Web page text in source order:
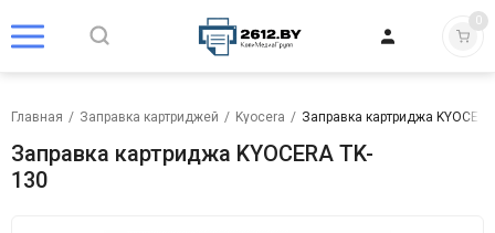
0
Главная / Заправка картриджей / Kyocera / Заправка картриджа
Заправка картриджа KYOCERA TK-
130